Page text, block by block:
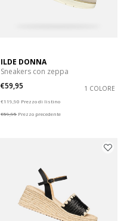
ILDE DONNA
Sneakers con zeppa
€59,95
1 COLORE
€119,90 Prezzo di listino
€59,95 Prezzo precedente